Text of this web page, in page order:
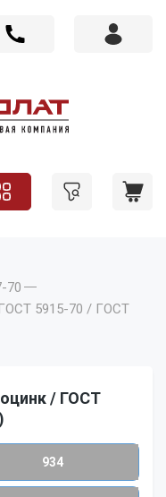
70
ГОСТ 5915-70 / ГОСТ
оцинк / ГОСТ
934